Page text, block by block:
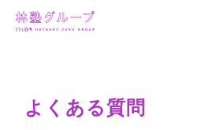
よくある質問